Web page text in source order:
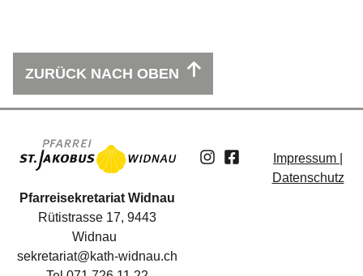
ZURÜCK NACH OBEN
Pfarreisekretariat Widnau
Rütistrasse 17, 9443
Widnau
sekretariat@kath-widnau.ch
Impressum |
Datenschutz